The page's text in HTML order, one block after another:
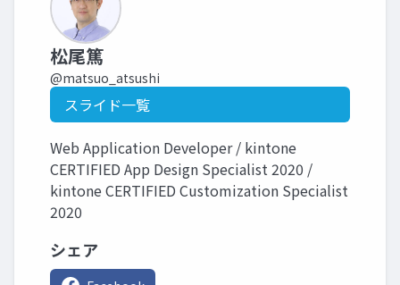
松尾篤
@matsuo_atsushi
スライド一覧
Web Application Developer / kintone
CERTIFIED App Design Specialist 2020 /
kintone CERTIFIED Customization Specialist
2020
シェア